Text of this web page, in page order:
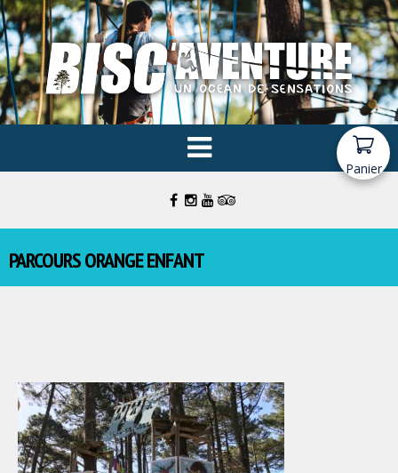
Panier
PARCOURS ORANGE ENFANT